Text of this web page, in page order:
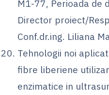
M1-77, Perioada de
Director proiect/
Conf.dr.ing. Liliana
Tehnologii noi
fibre liberiene
enzimatice in